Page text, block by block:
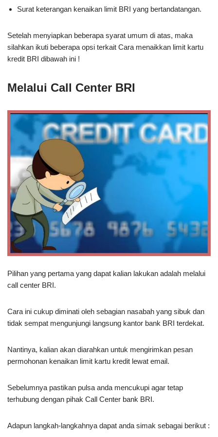
Surat keterangan kenaikan limit BRI yang bertandatangan.
Setelah menyiapkan beberapa syarat umum di atas, maka
silahkan ikuti beberapa opsi terkait Cara menaikkan limit kartu
kredit BRI dibawah ini !
Melalui Call Center BRI
Pilihan yang pertama yang dapat kalian lakukan adalah melalui
call center BRI.
Cara ini cukup diminati oleh sebagian nasabah yang sibuk dan
tidak sempat mengunjungi langsung kantor bank BRI terdekat.
Nantinya, kalian akan diarahkan untuk mengirimkan pesan
permohonan kenaikan limit kartu kredit lewat email.
Sebelumnya pastikan pulsa anda mencukupi agar tetap
terhubung dengan pihak Call Center bank BRI.
Adapun langkah-langkahnya dapat anda simak sebagai berikut :